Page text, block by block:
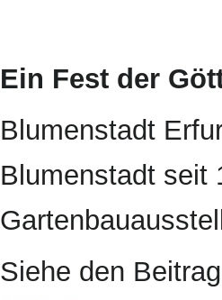
Ein Fest der
Blumenstadt
Blumenstadt seit
Siehe den